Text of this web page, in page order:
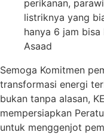
perikanan,
listriknya yang
hanya 6 jam bisa
Asaad
Semoga Komitmen
transformasi energi
bukan tanpa alasan,
mempersiapkan
untuk menggenjot